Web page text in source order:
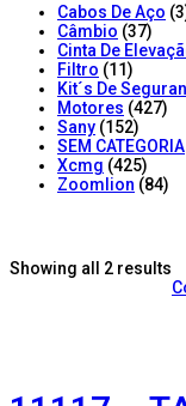
Cabos De Aço
Câmbio (37)
Cinta De
Filtro (11)
Kit´s De
Motores (427)
Sany (152)
SEM CATEGORIA
Xcmg (425)
Zoomlion (84)
Showing all 2 results